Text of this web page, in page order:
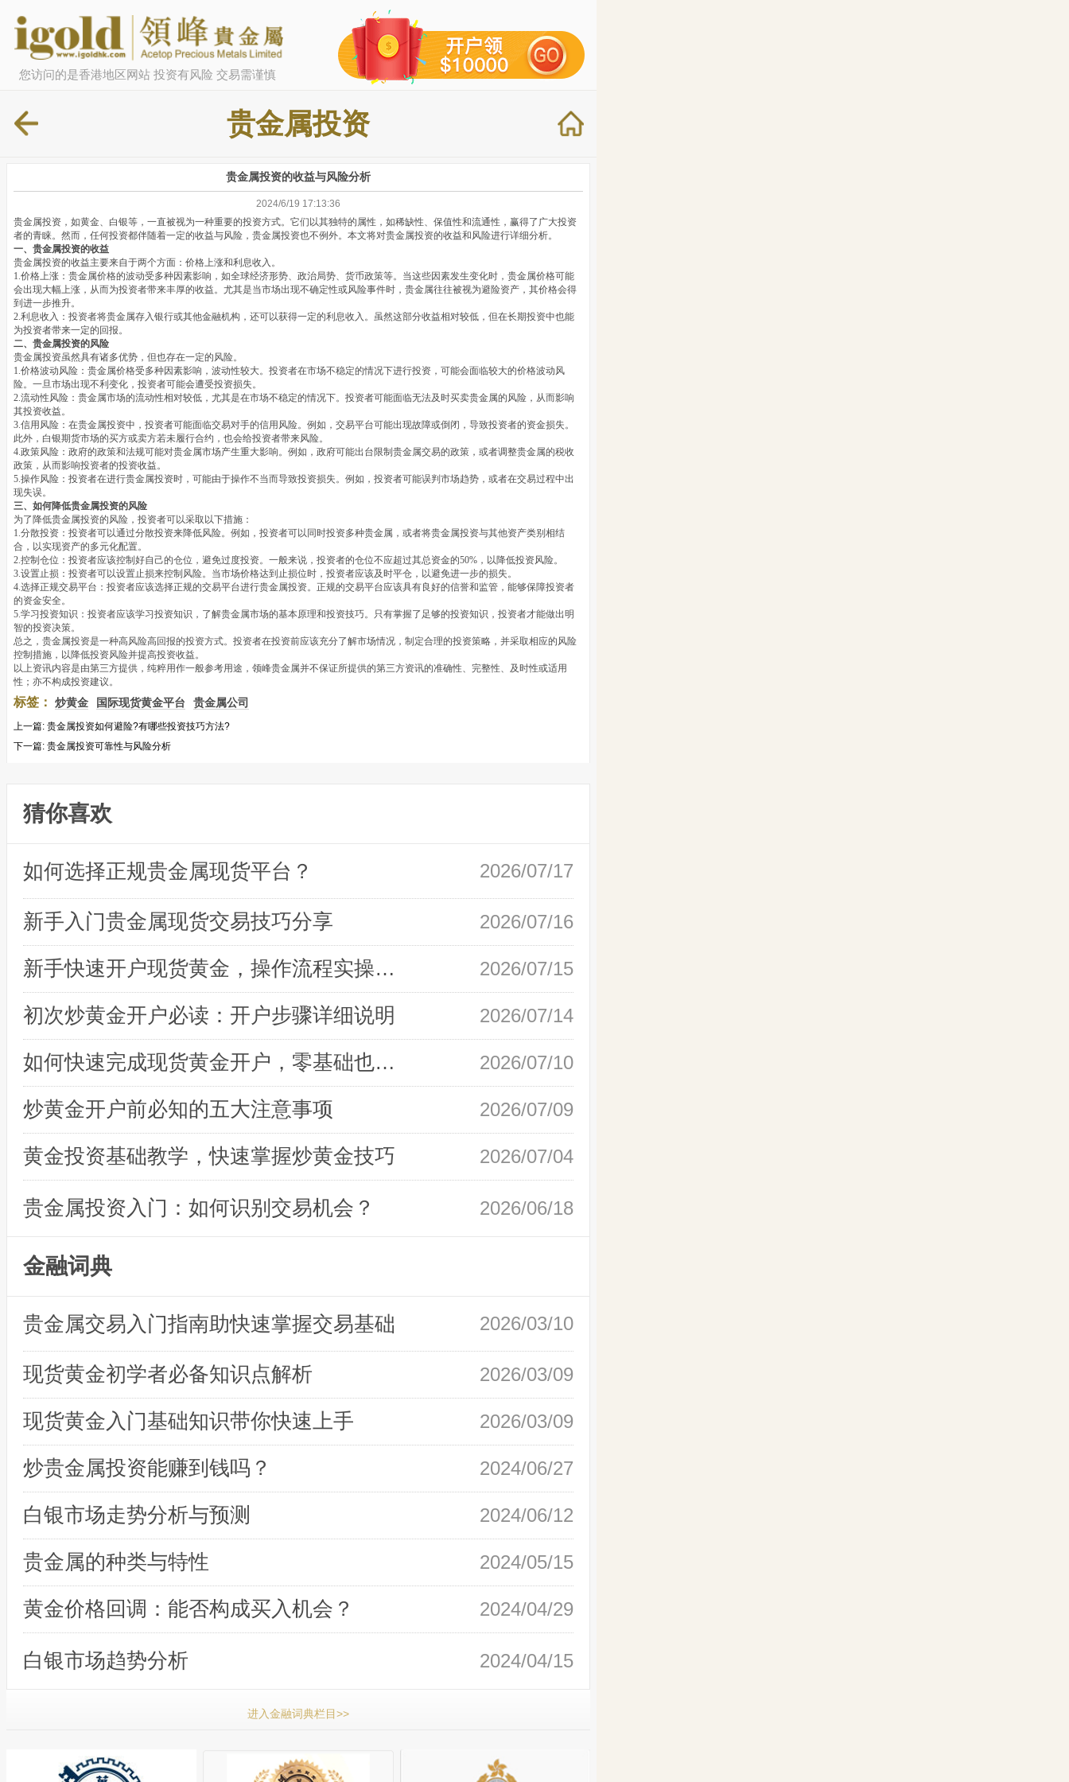
您访问的是香港地区网站 投资有风险 交易需谨慎
贵金属投资
贵金属投资的收益与风险分析
2024/6/19 17:13:36
贵金属投资，如黄金、白银等，一直被视为一种重要的投资方式。它们以其独特的属性，如稀缺性、保值性和流通性，赢得了广大投资
者的青睐。然而，任何投资都伴随着一定的收益与风险，贵金属投资也不例外。本文将对贵金属投资的收益和风险进行详细分析。
一、贵金属投资的收益
贵金属投资的收益主要来自于两个方面：价格上涨和利息收入。
1.价格上涨：贵金属价格的波动受多种因素影响，如全球经济形势、政治局势、货币政策等。当这些因素发生变化时，贵金属价格可能
会出现大幅上涨，从而为投资者带来丰厚的收益。尤其是当市场出现不确定性或风险事件时，贵金属往往被视为避险资产，其价格会得
到进一步推升。
2.利息收入：投资者将贵金属存入银行或其他金融机构，还可以获得一定的利息收入。虽然这部分收益相对较低，但在长期投资中也能
为投资者带来一定的回报。
二、贵金属投资的风险
贵金属投资虽然具有诸多优势，但也存在一定的风险。
1.价格波动风险：贵金属价格受多种因素影响，波动性较大。投资者在市场不稳定的情况下进行投资，可能会面临较大的价格波动风
险。一旦市场出现不利变化，投资者可能会遭受投资损失。
2.流动性风险：贵金属市场的流动性相对较低，尤其是在市场不稳定的情况下。投资者可能面临无法及时买卖贵金属的风险，从而影响
其投资收益。
3.信用风险：在贵金属投资中，投资者可能面临交易对手的信用风险。例如，交易平台可能出现故障或倒闭，导致投资者的资金损失。
此外，白银期货市场的买方或卖方若未履行合约，也会给投资者带来风险。
4.政策风险：政府的政策和法规可能对贵金属市场产生重大影响。例如，政府可能出台限制贵金属交易的政策，或者调整贵金属的税收
政策，从而影响投资者的投资收益。
5.操作风险：投资者在进行贵金属投资时，可能由于操作不当而导致投资损失。例如，投资者可能误判市场趋势，或者在交易过程中出
现失误。
三、如何降低贵金属投资的风险
为了降低贵金属投资的风险，投资者可以采取以下措施：
1.分散投资：投资者可以通过分散投资来降低风险。例如，投资者可以同时投资多种贵金属，或者将贵金属投资与其他资产类别相结
合，以实现资产的多元化配置。
2.控制仓位：投资者应该控制好自己的仓位，避免过度投资。一般来说，投资者的仓位不应超过其总资金的50%，以降低投资风险。
3.设置止损：投资者可以设置止损来控制风险。当市场价格达到止损位时，投资者应该及时平仓，以避免进一步的损失。
4.选择正规交易平台：投资者应该选择正规的交易平台进行贵金属投资。正规的交易平台应该具有良好的信誉和监管，能够保障投资者
的资金安全。
5.学习投资知识：投资者应该学习投资知识，了解贵金属市场的基本原理和投资技巧。只有掌握了足够的投资知识，投资者才能做出明
智的投资决策。
总之，贵金属投资是一种高风险高回报的投资方式。投资者在投资前应该充分了解市场情况，制定合理的投资策略，并采取相应的风险
控制措施，以降低投资风险并提高投资收益。
以上资讯内容是由第三方提供，纯粹用作一般参考用途，领峰贵金属并不保证所提供的第三方资讯的准确性、完整性、及时性或适用
性；亦不构成投资建议。
标签： 炒黄金 国际现货黄金平台 贵金属公司
上一篇: 贵金属投资如何避险?有哪些投资技巧方法?
下一篇: 贵金属投资可靠性与风险分析
猜你喜欢
如何选择正规贵金属现货平台？ 2026/07/17
新手入门贵金属现货交易技巧分享 2026/07/16
新手快速开户现货黄金，操作流程实操详解 2026/07/15
初次炒黄金开户必读：开户步骤详细说明 2026/07/14
如何快速完成现货黄金开户，零基础也能轻松上手 2026/07/10
炒黄金开户前必知的五大注意事项 2026/07/09
黄金投资基础教学，快速掌握炒黄金技巧 2026/07/04
贵金属投资入门：如何识别交易机会？ 2026/06/18
金融词典
贵金属交易入门指南助快速掌握交易基础 2026/03/10
现货黄金初学者必备知识点解析 2026/03/09
现货黄金入门基础知识带你快速上手 2026/03/09
炒贵金属投资能赚到钱吗？ 2024/06/27
白银市场走势分析与预测 2024/06/12
贵金属的种类与特性 2024/05/15
黄金价格回调：能否构成买入机会？ 2024/04/29
白银市场趋势分析 2024/04/15
进入金融词典栏目>>